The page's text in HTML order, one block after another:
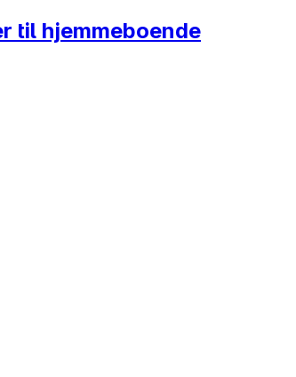
til hjemmeboende